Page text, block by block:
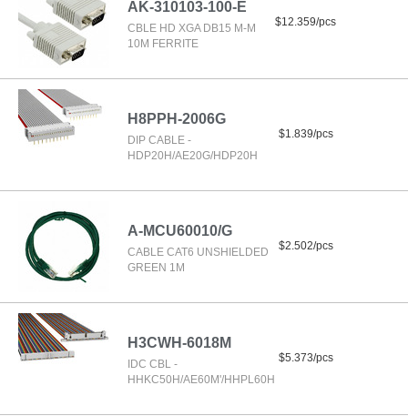
AK-310103-100-E
CBLE HD XGA DB15 M-M
10M FERRITE
$12.359/pcs
H8PPH-2006G
DIP CABLE -
HDP20H/AE20G/HDP20H
$1.839/pcs
A-MCU60010/G
CABLE CAT6 UNSHIELDED
GREEN 1M
$2.502/pcs
H3CWH-6018M
IDC CBL -
HHKC50H/AE60M'/HHPL60H
$5.373/pcs